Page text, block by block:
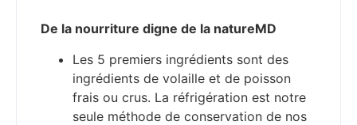
De la nourriture digne de la natureMD
Les 5 premiers ingrédients sont des
ingrédients de volaille et de poisson
frais ou crus. La réfrigération est notre
seule méthode de conservation de nos